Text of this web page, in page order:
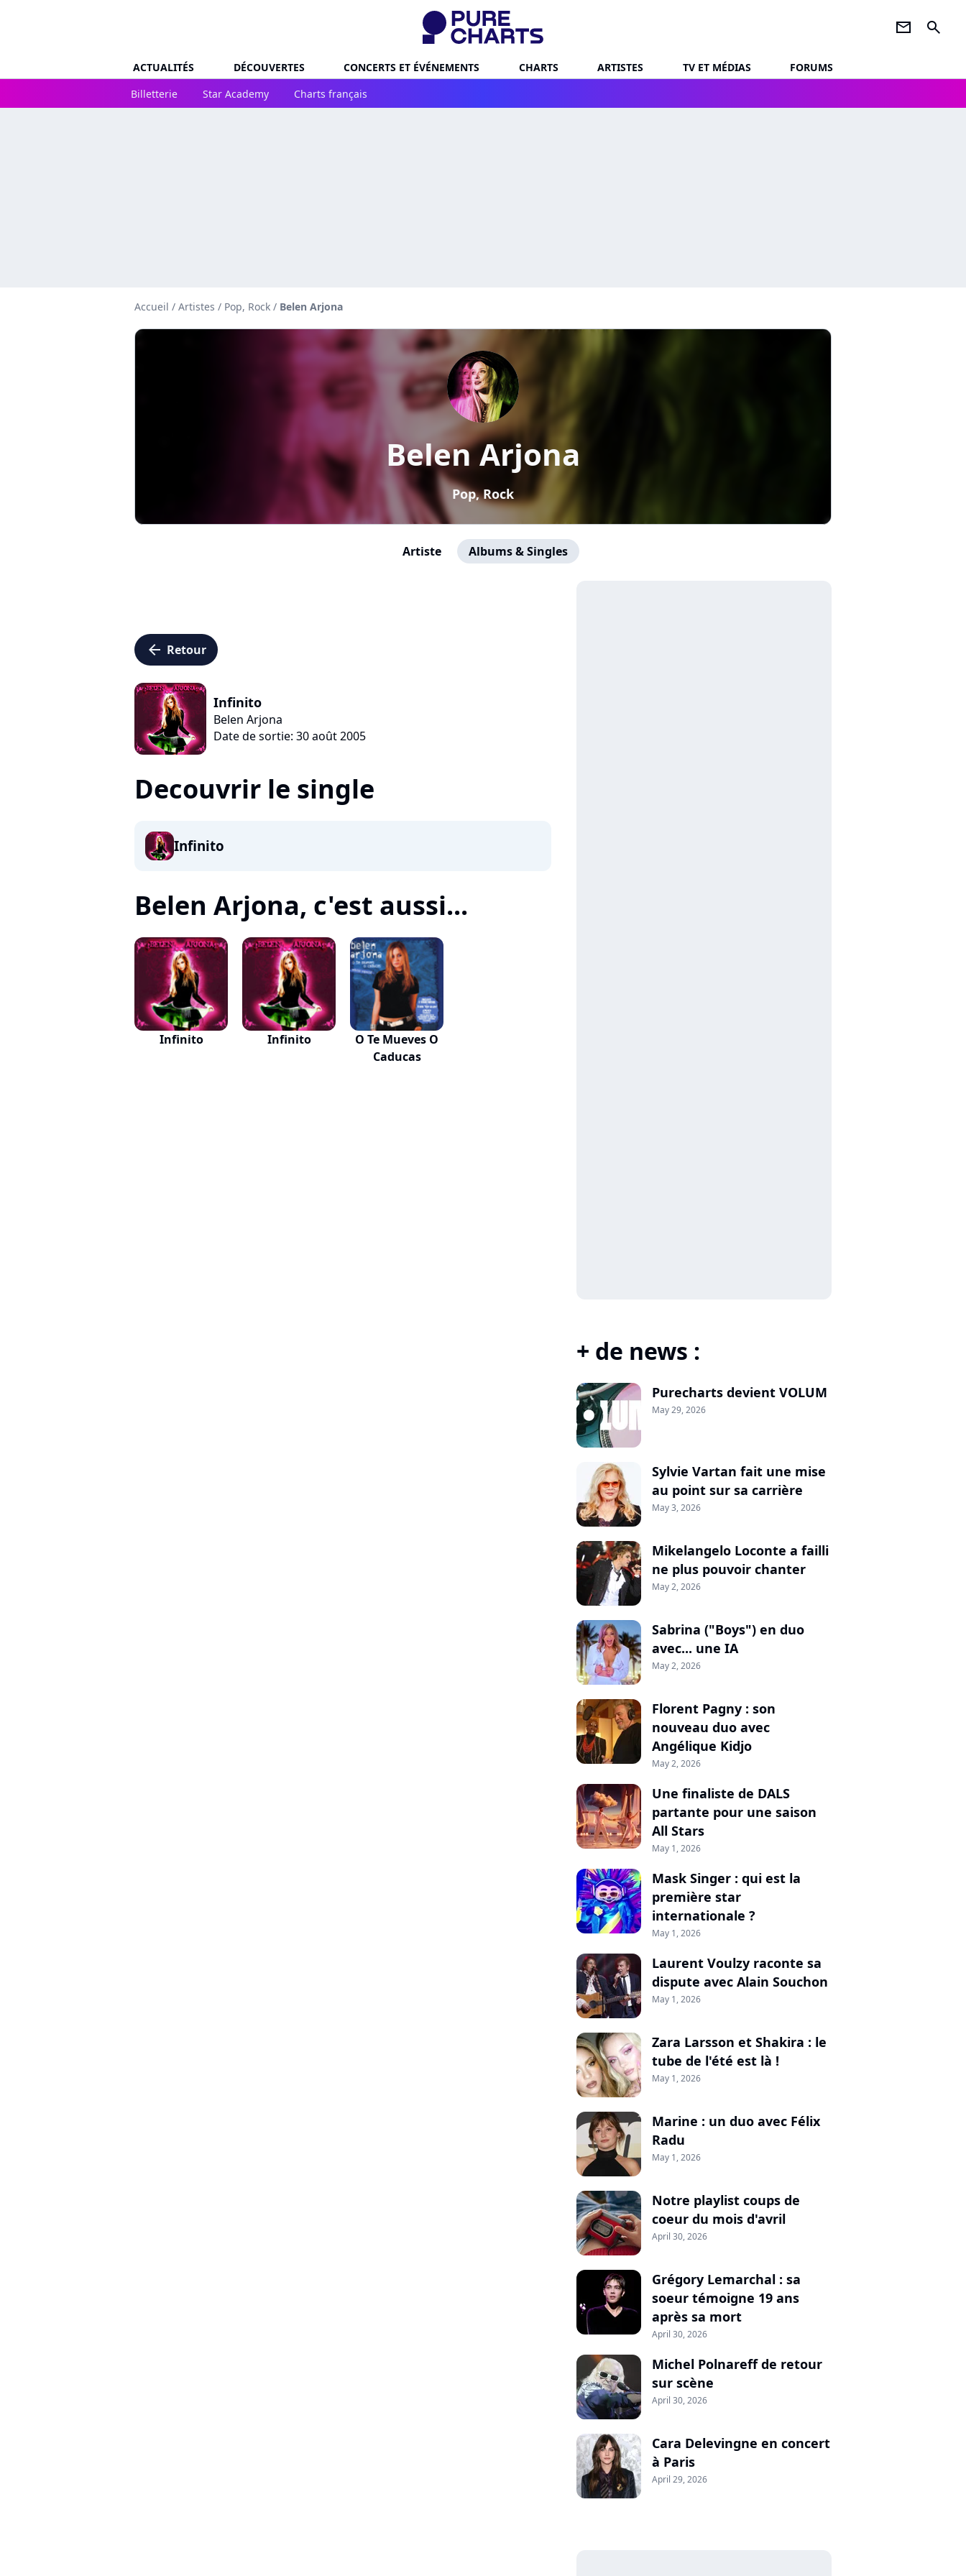
newsletter search
ACTUALITÉS DÉCOUVERTES CONCERTS ET ÉVÉNEMENTS CHARTS ARTISTES TV ET MÉDIAS
FORUMS
Billetterie
Star Academy Charts français
Accueil / Artistes / Pop, Rock / Belen Arjona
Belen Arjona
Pop, Rock
Artiste Albums & Singles
arrow_left Retour
Infinito
Belen Arjona
Date de sortie: 30 août 2005
Decouvrir le single
Infinito
Belen Arjona, c'est aussi...
Infinito Infinito
O Te Mueves O
Caducas
+ de news :
Purecharts devient VOLUM
May 29, 2026
Sylvie Vartan fait une mise
au point sur sa carrière
May 3, 2026
Mikelangelo Loconte a failli
ne plus pouvoir chanter
May 2, 2026
Sabrina ("Boys") en duo
avec... une IA
May 2, 2026
Florent Pagny : son
nouveau duo avec
Angélique Kidjo
May 2, 2026
Une finaliste de DALS
partante pour une saison
All Stars
May 1, 2026
Mask Singer : qui est la
première star
internationale ?
May 1, 2026
Laurent Voulzy raconte sa
dispute avec Alain Souchon
May 1, 2026
Zara Larsson et Shakira : le
tube de l'été est là !
May 1, 2026
Marine : un duo avec Félix
Radu
May 1, 2026
Notre playlist coups de
coeur du mois d'avril
April 30, 2026
Grégory Lemarchal : sa
soeur témoigne 19 ans
après sa mort
April 30, 2026
Michel Polnareff de retour
sur scène
April 30, 2026
Cara Delevingne en concert
à Paris
April 29, 2026